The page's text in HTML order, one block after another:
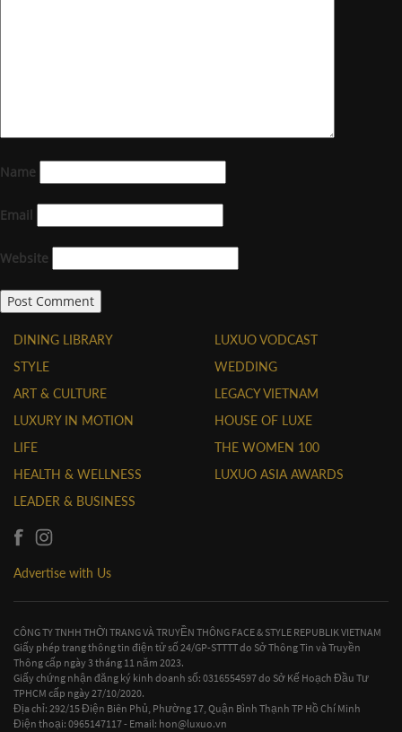
Name
Email
Website
DINING LIBRARY
STYLE
ART & CULTURE
LUXURY IN MOTION
LIFE
HEALTH & WELLNESS
LEADER & BUSINESS
LUXUO VODCAST
WEDDING
LEGACY VIETNAM
HOUSE OF LUXE
THE WOMEN 100
LUXUO ASIA AWARDS
Advertise with Us
CÔNG TY TNHH THỜI TRANG VÀ TRUYỀN THÔNG FACE & STYLE REPUBLIK VIETNAM
Giấy phép trang thông tin điện tử số 24/GP-STTTT do Sở Thông Tin và Truyền
Thông cấp ngày 3 tháng 11 năm 2023.
Giấy chứng nhận đăng ký kinh doanh số: 0316554597 do Sở Kế Hoạch Đầu Tư
TPHCM cấp ngày 27/10/2020.
Địa chỉ: 292/15 Điện Biên Phủ, Phường 17, Quận Bình Thạnh TP Hồ Chí Minh
Điện thoại: 0965147117 - Email: hon@luxuo.vn